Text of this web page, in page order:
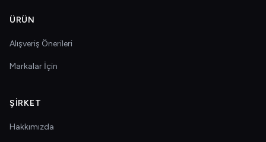
ÜRÜN
Alışveriş Önerileri
Markalar İçin
ŞIRKET
Hakkımızda